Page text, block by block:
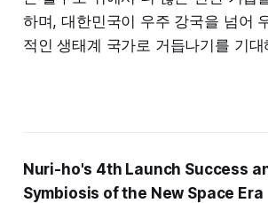
하며, 대한민국이 우주 강국을 넘어
적인 생태계 국가로 거듭나기를 기대
Nuri-ho's 4th Launch Success
Symbiosis of the New Space Era